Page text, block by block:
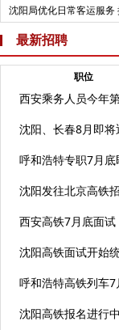
沈阳局优化日常客运服务
最新招聘
职位
西安高铁7月底面试